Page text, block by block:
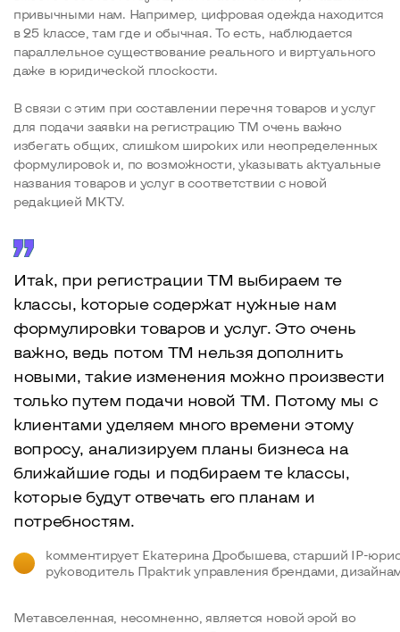
привычными нам. Например, цифровая одежда находится
в 25 классе, там где и обычная. То есть, наблюдается
параллельное существование реального и виртуального
даже в юридической плоскости.
В связи с этим при составлении перечня товаров и услуг
для подачи заявки на регистрацию ТМ очень важно
избегать общих, слишком широких или неопределенных
формулировок и, по возможности, указывать актуальные
названия товаров и услуг в соответствии с новой
редакцией МКТУ.
Итак, при регистрации ТМ выбираем те
классы, которые содержат нужные нам
формулировки товаров и услуг. Это очень
важно, ведь потом ТМ нельзя дополнить
новыми, такие изменения можно произвести
только путем подачи новой ТМ. Потому мы с
клиентами уделяем много времени этому
вопросу, анализируем планы бизнеса на
ближайшие годы и подбираем те классы,
которые будут отвечать его планам и
потребностям.
комментирует Екатерина Дробышева, старший IP-
руководитель Практик управления брендами,
Метавселенная, несомненно, является новой эрой во